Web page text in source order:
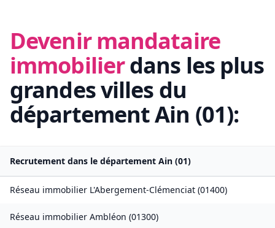
Devenir mandataire
immobilierdans les plus
grandes villes du
départementAin (01):
Recrutement dans le département Ain (01)
Réseau immobilier L'Abergement-Clémenciat (01400)
Réseau immobilier Ambléon (01300)